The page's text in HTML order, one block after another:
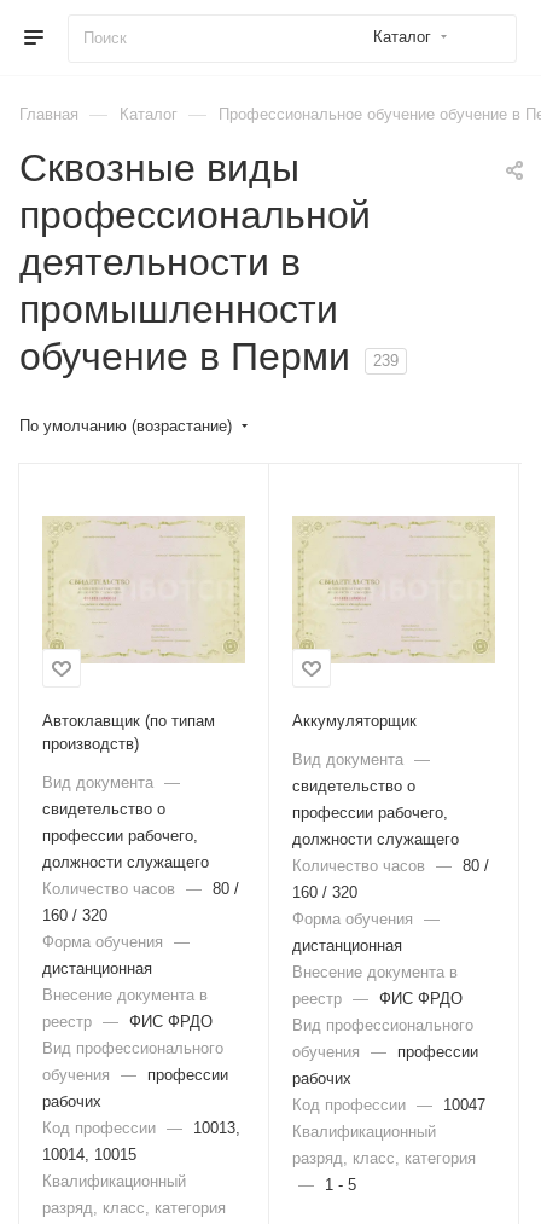
Каталог
Главная — Каталог — Профессиональное обучение обучение в
Сквозные виды
профессиональной
деятельности в
промышленности
обучение в Перми
239
По умолчанию (возрастание)
Автоклавщик (по типам
производств)
Вид документа —
свидетельство о
профессии рабочего,
должности служащего
Количество часов
— 80 /
160 / 320
Форма обучения
—
дистанционная
Внесение документа в
реестр — ФИС ФРДО
Вид профессионального
обучения
—
профессии
рабочих
Код профессии —
10013,
10014, 10015
Квалификационный
разряд, класс, категория
Аккумуляторщик
Вид документа —
свидетельство о
профессии рабочего,
должности служащего
Количество часов
— 80 /
160 / 320
Форма обучения
—
дистанционная
Внесение документа в
реестр — ФИС ФРДО
Вид профессионального
обучения
—
профессии
рабочих
Код профессии —
10047
Квалификационный
разряд, класс, категория
—
1 - 5